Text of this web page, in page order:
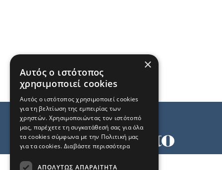
×
Αυτός ο ιστότοπος
χρησιμοποιεί cookies
Αυτός ο ιστότοπος χρησιμοποιεί cookies
για τη βελτίωση της εμπειρίας των
χρηστών. Χρησιμοποιώντας τον ιστότοπό
μας, παρέχετε τη συγκατάθεσή σας για όλα
τα cookies σύμφωνα με την Πολιτική μας
για τα cookies. Διαβάστε περισσότερα
ΑΠΟΛΎΤΩΣ ΑΠΑΡΑΊΤΗΤΑ